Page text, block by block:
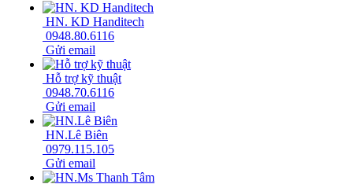
HN. KD Handitech
0948.80.6116
Gửi email
Hỗ trợ kỹ thuật
0948.70.6116
Gửi email
HN.Lê Biên
0979.115.105
Gửi email